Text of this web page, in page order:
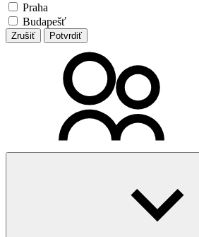
Praha
Budapešť
Zrušiť Potvrdiť